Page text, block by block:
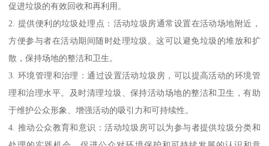
促进垃圾的有效回收和再利用。
2. 提供便利的垃圾处理点：活动垃圾房通常设置在活动场地附近，
方便参与者在活动期间随时处理垃圾。这可以避免垃圾的堆放和扩
散，保持场地的整洁和卫生。
3. 环境管理和治理：通过设置活动垃圾房，可以提高活动的环境管
理和治理水平。及时清理垃圾、保持活动场地的整洁和卫生，有助
于维护公众形象、增强活动的吸引力和可持续性。
4. 推动公众教育和意识：活动垃圾房可以为参与者提供垃圾分类和